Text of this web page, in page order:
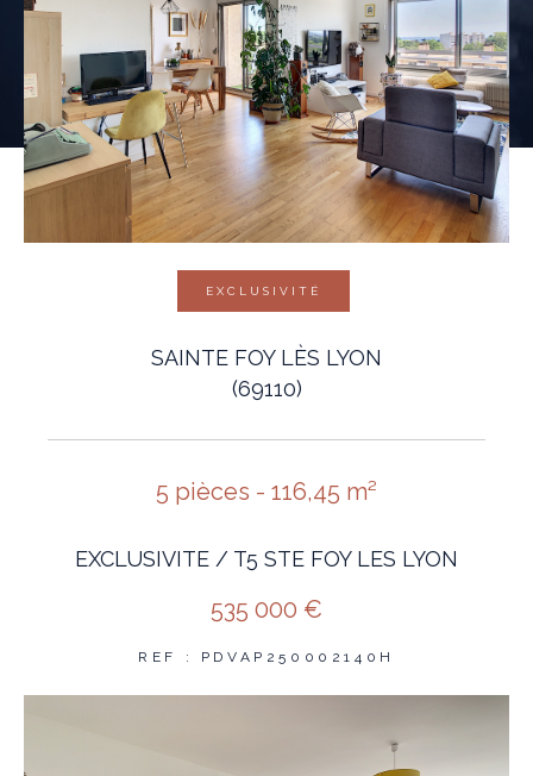
EXCLUSIVITÉ
SAINTE FOY LÈS LYON
(69110)
5 pièces - 116,45 m²
EXCLUSIVITE / T5 STE FOY LES LYON
535 000 €
REF : PDVAP250002140H